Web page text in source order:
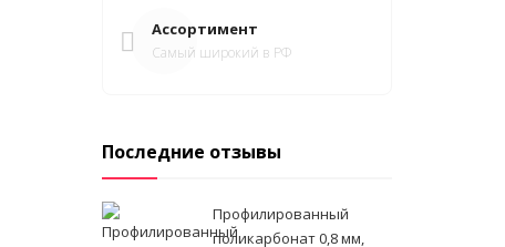
Ассортимент
Самый широкий в РФ
Последние отзывы
Профилированный
поликарбонат 0,8 мм,